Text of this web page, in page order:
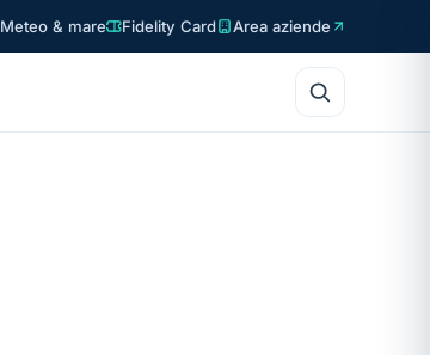
Meteo & mare Fidelity Card Area aziende